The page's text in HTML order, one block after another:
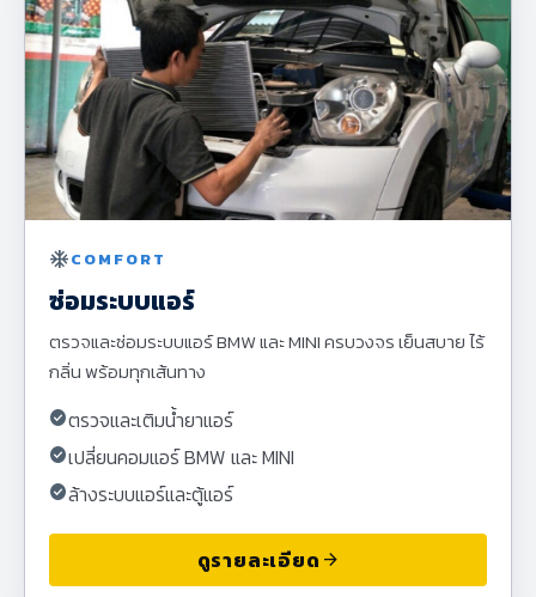
ac_unitCOMFORT
ซ่อมระบบแอร์
ตรวจและซ่อมระบบแอร์ BMW และ MINI ครบวงจร เย็นสบาย ไร้
กลิ่น พร้อมทุกเส้นทาง
check_circleตรวจและเติมน้ำยาแอร์
check_circleเปลี่ยนคอมแอร์ BMW และ MINI
check_circleล้างระบบแอร์และตู้แอร์
ดูรายละเอียด arrow_forward